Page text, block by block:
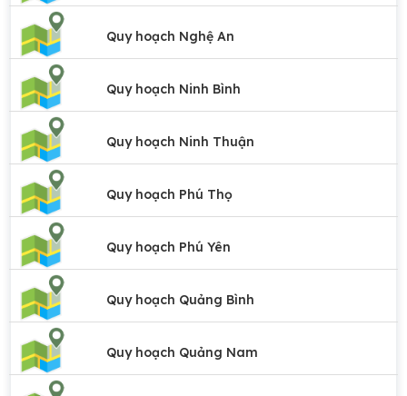
Quy hoạch Nghệ An
Quy hoạch Ninh Bình
Quy hoạch Ninh Thuận
Quy hoạch Phú Thọ
Quy hoạch Phú Yên
Quy hoạch Quảng Bình
Quy hoạch Quảng Nam